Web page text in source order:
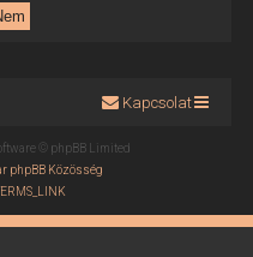
Kapcsolat
© phpBB Limited
phpBB Közösség